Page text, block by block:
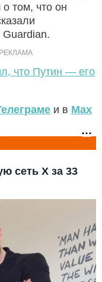
том, что он
что Путин — его
и в Max
сеть X за 33